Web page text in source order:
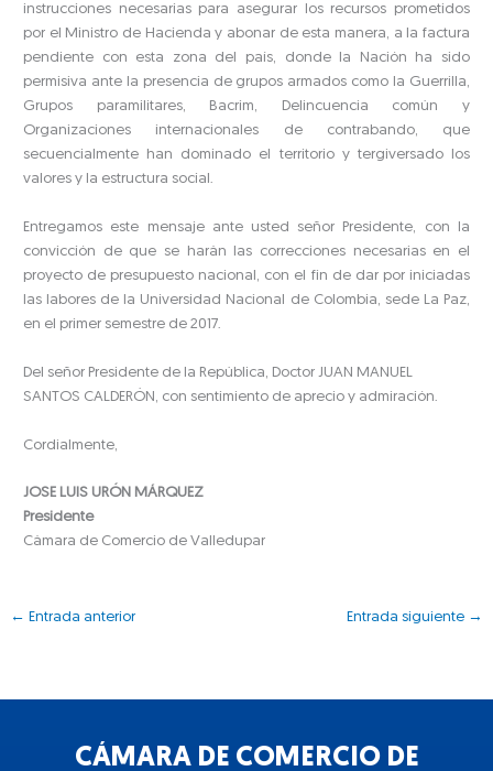
instrucciones necesarias para asegurar los recursos prometidos
por el Ministro de Hacienda y abonar de esta manera, a la factura
pendiente con esta zona del país, donde la Nación ha sido
permisiva ante la presencia de grupos armados como la Guerrilla,
Grupos paramilitares, Bacrim, Delincuencia común y
Organizaciones internacionales de contrabando, que
secuencialmente han dominado el territorio y tergiversado los
valores y la estructura social.
Entregamos este mensaje ante usted señor Presidente, con la
convicción de que se harán las correcciones necesarias en el
proyecto de presupuesto nacional, con el fin de dar por iniciadas
las labores de la Universidad Nacional de Colombia, sede La Paz,
en el primer semestre de 2017.
Del señor Presidente de la República, Doctor JUAN MANUEL
SANTOS CALDERÓN, con sentimiento de aprecio y admiración.
Cordialmente,
JOSE LUIS URÓN MÁRQUEZ
Presidente
Cámara de Comercio de Valledupar
← Entrada anterior Entrada siguiente →
CÁMARA DE COMERCIO DE